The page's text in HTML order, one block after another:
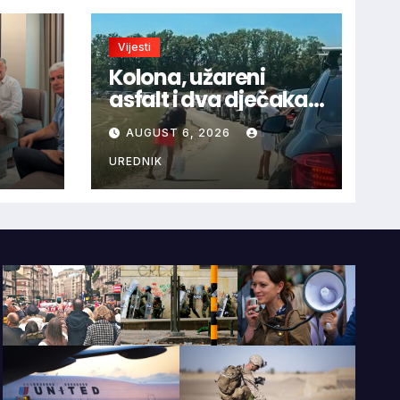
uz
Vijesti
Kolona, užareni
asfalt i dva dječaka
velikog srca: Priča s
granice oduševila
regiju
AUGUST 6, 2026
UREDNIK